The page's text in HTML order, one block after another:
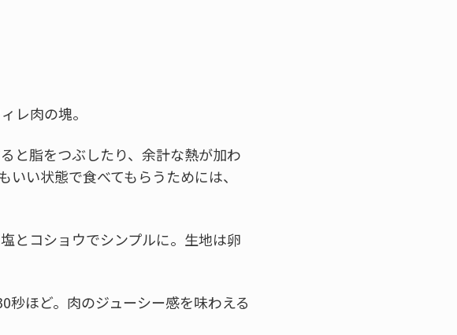
レ肉の塊。
と脂をつぶしたり、余計な熱が加わ
い状態で食べてもらうためには、
とコショウでシンプルに。生地は卵
秒ほど。肉のジューシー感を味わえる